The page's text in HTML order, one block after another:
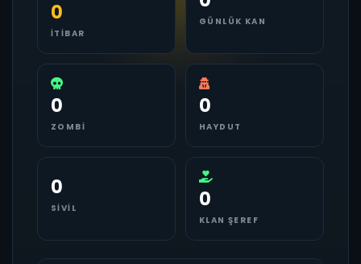
0
İTIBAR
GÜNLÜK KAN
0
ZOMBI
0
HAYDUT
0
SIVIL 0
KLAN ŞEREF